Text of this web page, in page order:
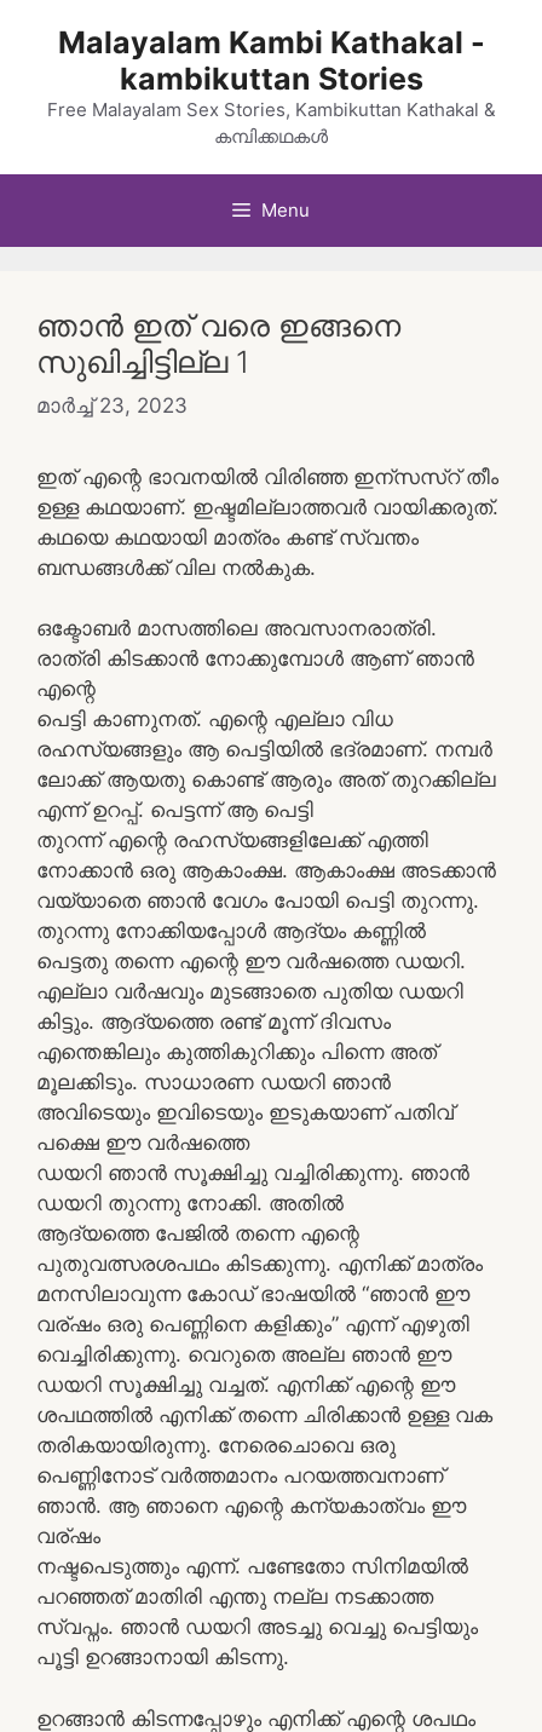
Malayalam Kambi Kathakal -
kambikuttan Stories
Free Malayalam Sex Stories, Kambikuttan Kathakal &
കമ്പിക്കഥകൾ
Menu
ഞാൻ ഇത് വരെ ഇങ്ങനെ
സുഖിച്ചിട്ടില്ല 1
മാർച്ച്‌ 23, 2023
ഇത് എന്റെ ഭാവനയിൽ വിരിഞ്ഞ ഇന്സസ്റ് തീം
ഉള്ള കഥയാണ്. ഇഷ്ടമില്ലാത്തവർ വായിക്കരുത്.
കഥയെ കഥയായി മാത്രം കണ്ട് സ്വന്തം
ബന്ധങ്ങൾക്ക് വില നൽകുക.
ഒക്ടോബര്‍ മാസത്തിലെ അവസാനരാത്രി.
രാത്രി കിടക്കാന്‍ നോക്കുമ്പോള്‍ ആണ് ഞാന്‍
എന്റെ
പെട്ടി കാണുനത്. എന്റെ എല്ലാ വിധ
രഹസ്യങ്ങളും ആ പെട്ടിയില്‍ ഭദ്രമാണ്. നമ്പര്‍
ലോക്ക് ആയതു കൊണ്ട് ആരും അത് തുറക്കില്ല
എന്ന്‍ ഉറപ്പ്. പെട്ടന്ന്‍ ആ പെട്ടി
തുറന്ന്‍ എന്റെ രഹസ്യങ്ങളിലേക്ക് എത്തി
നോക്കാന്‍ ഒരു ആകാംക്ഷ. ആകാംക്ഷ അടക്കാന്‍
വയ്യാതെ ഞാന്‍ വേഗം പോയി പെട്ടി തുറന്നു.
തുറന്നു നോക്കിയപ്പോള്‍ ആദ്യം കണ്ണില്‍
പെട്ടതു തന്നെ എന്റെ ഈ വര്‍ഷത്തെ ഡയറി.
എല്ലാ വര്‍ഷവും മുടങ്ങാതെ പുതിയ ഡയറി
കിട്ടും. ആദ്യത്തെ രണ്ട് മൂന്ന് ദിവസം
എന്തെങ്കിലും കുത്തികുറിക്കും പിന്നെ അത്
മൂലക്കിടും. സാധാരണ ഡയറി ഞാന്‍
അവിടെയും ഇവിടെയും ഇടുകയാണ് പതിവ്
പക്ഷെ ഈ വര്‍ഷത്തെ
ഡയറി ഞാന്‍ സൂക്ഷിച്ചു വച്ചിരിക്കുന്നു. ഞാന്‍
ഡയറി തുറന്നു നോക്കി. അതില്‍
ആദ്യത്തെ പേജില്‍ തന്നെ എന്റെ
പുതുവത്സരശപഥം കിടക്കുന്നു. എനിക്ക് മാത്രം
മനസിലാവുന്ന കോഡ് ഭാഷയില്‍ “ഞാന്‍ ഈ
വര്ഷം ഒരു പെണ്ണിനെ കളിക്കും” എന്ന് എഴുതി
വെച്ചിരിക്കുന്നു. വെറുതെ അല്ല ഞാന്‍ ഈ
ഡയറി സൂക്ഷിച്ചു വച്ചത്. എനിക്ക് എന്റെ ഈ
ശപഥത്തില്‍ എനിക്ക് തന്നെ ചിരിക്കാന്‍ ഉള്ള വക
തരികയായിരുന്നു. നേരെചൊവെ ഒരു
പെണ്ണിനോട് വര്‍ത്തമാനം പറയത്തവനാണ്
ഞാന്‍. ആ ഞാനെ എന്റെ കന്യകാത്വം ഈ
വര്ഷം
നഷ്ടപെടുത്തും എന്ന്. പണ്ടേതോ സിനിമയില്‍
പറഞ്ഞത് മാതിരി എന്തു നല്ല നടക്കാത്ത
സ്വപ്നം. ഞാന്‍ ഡയറി അടച്ചു വെച്ചു പെട്ടിയും
പൂട്ടി ഉറങ്ങാനായി കിടന്നു.
ഉറങ്ങാന്‍ കിടന്നപ്പോഴും എനിക്ക് എന്റെ ശപഥം